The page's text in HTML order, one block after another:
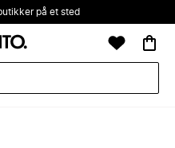
på et sted